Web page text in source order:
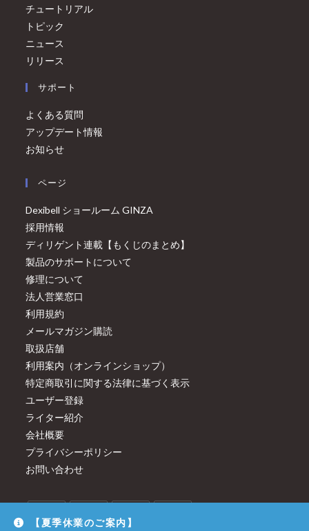
チュートリアル
トピック
ニュース
リリース
サポート
よくある質問
アップデート情報
お知らせ
ページ
Dexibell ショールーム GINZA
採用情報
ディリゲント連載【もくじのまとめ】
製品のサポートについて
修理について
法人営業窓口
利用規約
メールマガジン購読
取扱店舗
利用案内（オンラインショップ）
特定商取引に関する法律に基づく表示
ユーザー登録
ライター紹介
会社概要
プライバシーポリシー
お問い合わせ
【夏季休業のご案内】